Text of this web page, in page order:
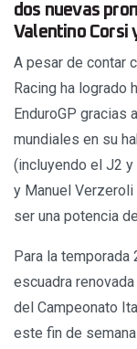
dos nuevas
Valentino Corsi
A pesar de contar
Racing ha logrado
EnduroGP gracias
mundiales en su
(incluyendo el J2 y
y Manuel
ser una potencia
Para la temporada
escuadra
del Campeonato
este fin de